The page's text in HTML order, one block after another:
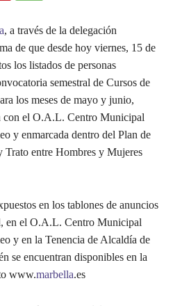
, a través de la delegación
de que desde hoy viernes, 15 de
los listados de personas
semestral de Cursos de
los meses de mayo y junio,
con el O.A.L. Centro Municipal
y enmarcada dentro del Plan de
Trato entre Hombres y Mujeres
en los tablones de anuncios
en el O.A.L. Centro Municipal
y en la Tenencia de Alcaldía de
se encuentran disponibles en la
www.marbella.es